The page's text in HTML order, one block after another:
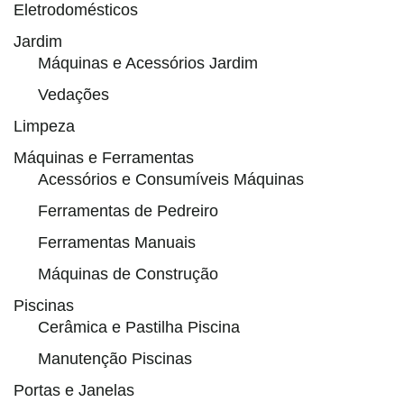
Eletrodomésticos
Jardim
Máquinas e Acessórios Jardim
Vedações
Limpeza
Máquinas e Ferramentas
Acessórios e Consumíveis Máquinas
Ferramentas de Pedreiro
Ferramentas Manuais
Máquinas de Construção
Piscinas
Cerâmica e Pastilha Piscina
Manutenção Piscinas
Portas e Janelas